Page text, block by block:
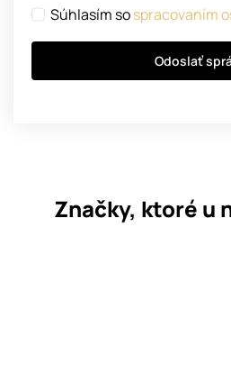
Súhlasím sospracovaním
Odoslať
Značky, ktoré u